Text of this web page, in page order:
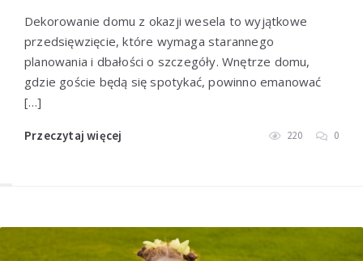
Dekorowanie domu z okazji wesela to wyjątkowe
przedsięwzięcie, które wymaga starannego
planowania i dbałości o szczegóły. Wnętrze domu,
gdzie goście będą się spotykać, powinno emanować
[…]
Przeczytaj więcej 220 0